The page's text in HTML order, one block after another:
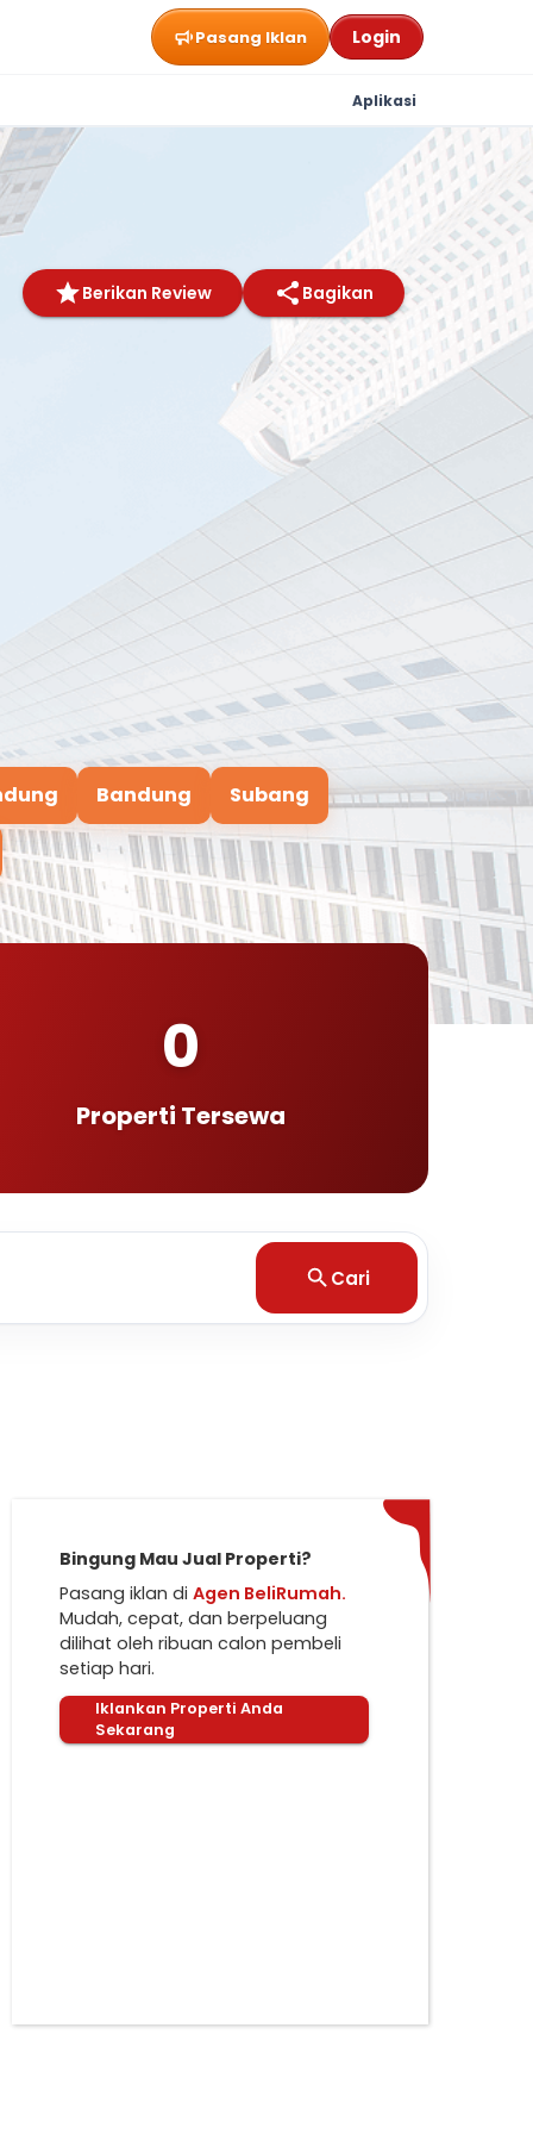
Pasang Iklan Login
Aplikasi
Berikan Review Bagikan
Bandung Subang
0
Properti Tersewa
Cari
Bingung Mau Jual Properti?
Pasang iklan di Agen BeliRumah.
Mudah, cepat, dan berpeluang
dilihat oleh ribuan calon pembeli
setiap hari.
Iklankan Properti Anda
Sekarang